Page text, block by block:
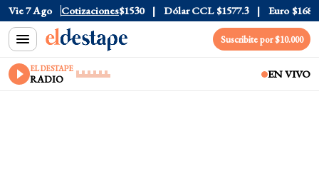
Vie 7 Ago Cotizaciones
$1976 Dólar Blue $1530 Dólar CCL $1577.3 Euro $1688.03
Suscribite por $10.000
EL DESTAPE
RADIO EN VIVO